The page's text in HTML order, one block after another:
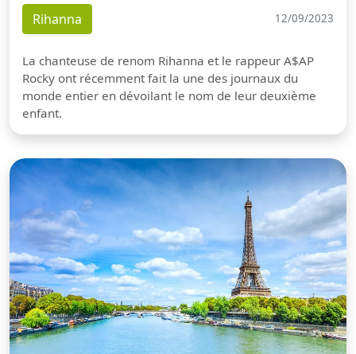
Rihanna 12/09/2023
La chanteuse de renom Rihanna et le rappeur A$AP
Rocky ont récemment fait la une des journaux du
monde entier en dévoilant le nom de leur deuxième
enfant.